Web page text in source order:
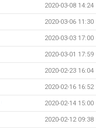
2020-03-08 14:24
2020-03-06 11:30
2020-03-03 17:00
2020-03-01 17:59
2020-02-23 16:04
2020-02-16 16:52
2020-02-14 15:00
2020-02-12 09:38